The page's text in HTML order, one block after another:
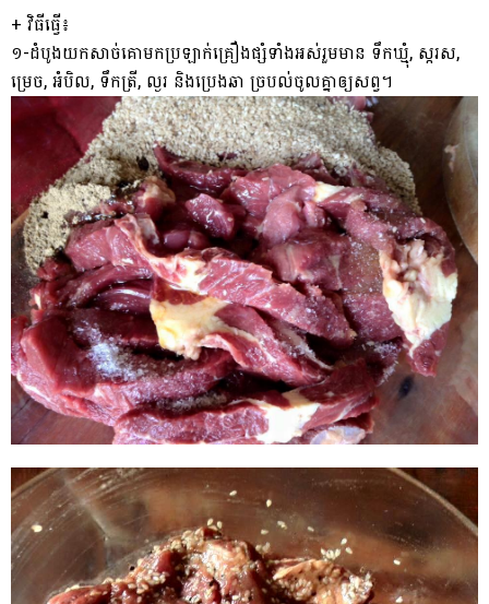
+ វិធីធ្វើ៖
១-ដំបូងយកសាច់គោមកប្រឡាក់គ្រឿងផ្សំទាំងអស់រួមមាន ទឹកឃ្មុំ, ស្ករស,
ម្រេច, អំបិល, ទឹកត្រី, ល្ងរ និងប្រេងឆា ច្របល់ចូលគ្នាឲ្យសព្វ។